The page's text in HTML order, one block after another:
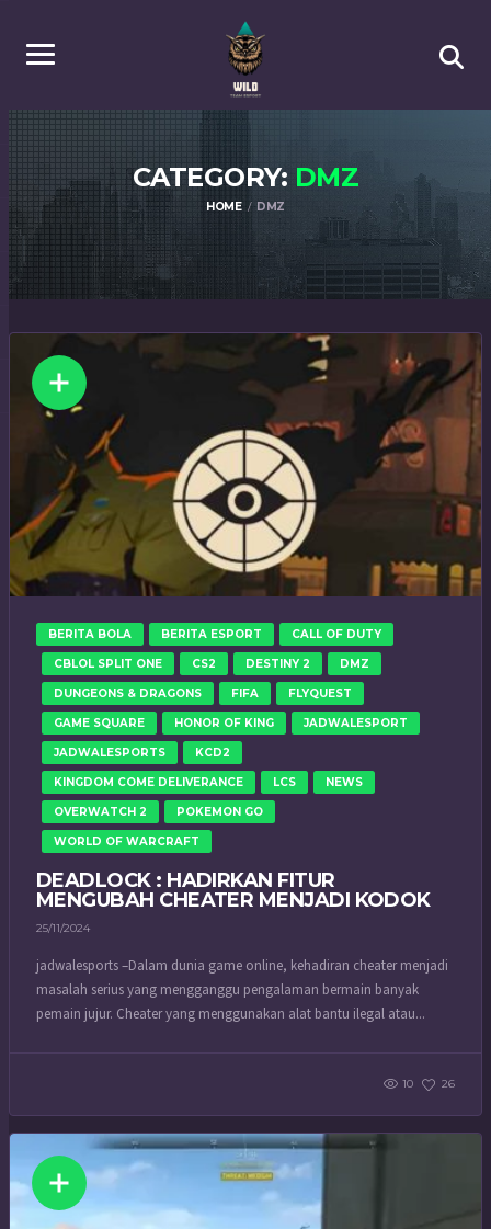
CATEGORY: DMZ
HOME DMZ
BERITA BOLA BERITA ESPORT CALL OF DUTY
CBLOL SPLIT ONE CS2 DESTINY 2 DMZ
DUNGEONS & DRAGONS FIFA FLYQUEST
GAME SQUARE HONOR OF KING JADWALESPORT
JADWALESPORTS KCD2
KINGDOM COME DELIVERANCE LCS NEWS
OVERWATCH 2 POKEMON GO
WORLD OF WARCRAFT
DEADLOCK : HADIRKAN FITUR
MENGUBAH CHEATER MENJADI KODOK
25/11/2024
jadwalesports –Dalam dunia game online, kehadiran cheater menjadi
masalah serius yang mengganggu pengalaman bermain banyak
pemain jujur. Cheater yang menggunakan alat bantu ilegal atau...
10 26